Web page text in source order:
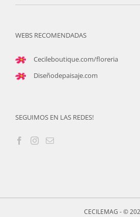
WEBS RECOMENDADAS
Cecileboutique.com/floreria
Diseñodepaisaje.com
SEGUIMOS EN LAS REDES!
CECILEMAG - ©